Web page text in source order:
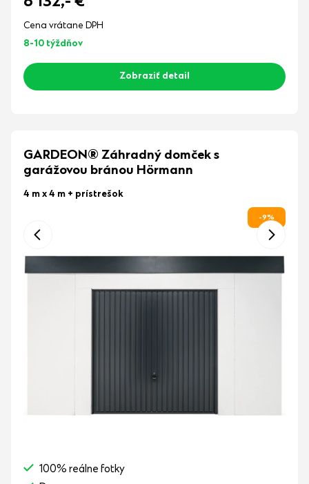
Cena vrátane DPH
8-10 týždňov
Zobraziť detail
GARDEON® Záhradný domček s
garážovou bránou Hörmann
4 m x 4 m + prístrešok
-9%
100% reálne fotky